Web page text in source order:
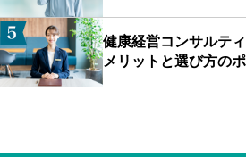
健康経営コンサルテ
メリットと選び方の